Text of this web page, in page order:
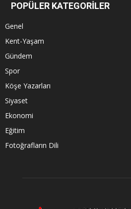
POPÜLER KATEGORİLER
Genel
Kent-Yaşam
Gündem
Spor
Köşe Yazarları
Siyaset
Ekonomi
Eğitim
Fotoğrafların Dili